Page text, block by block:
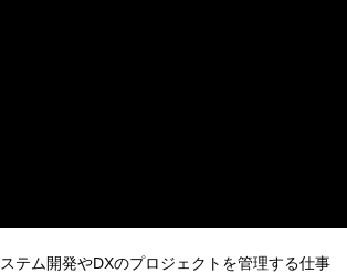
テム開発やDXのプロジェクトを管理する仕事